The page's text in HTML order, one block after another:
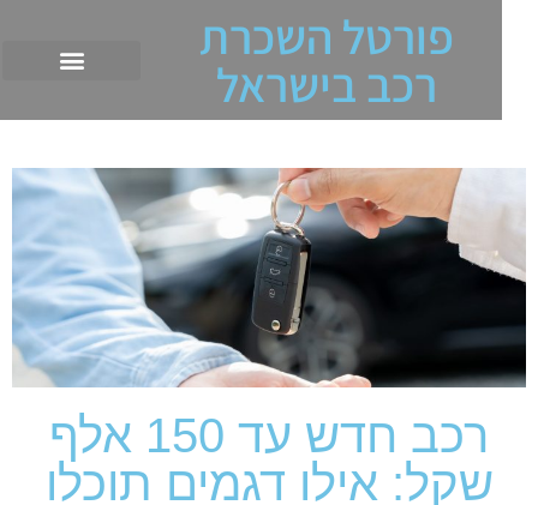
פורטל השכרת
רכב בישראל
רכב חדש עד 150 אלף
שקל: אילו דגמים תוכלו